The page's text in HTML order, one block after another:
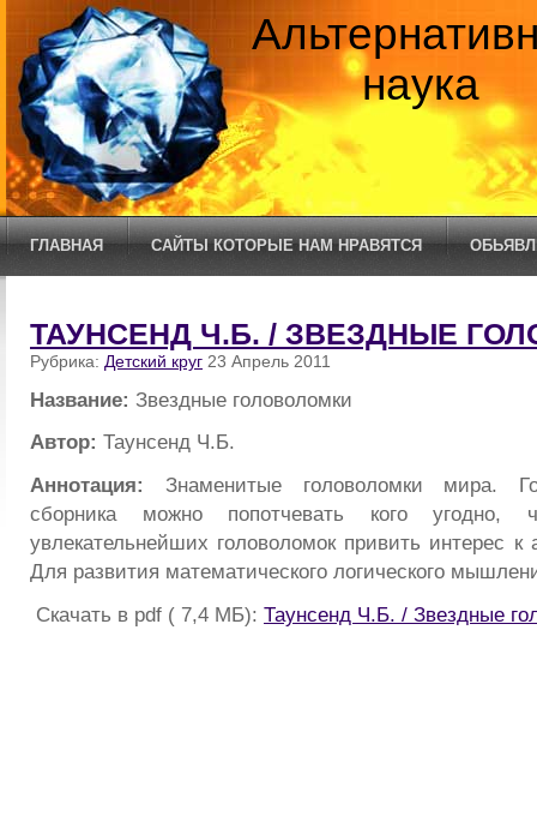
наука
ГЛАВНАЯ САЙТЫ КОТОРЫЕ НАМ НРАВЯТСЯ
ТАУНСЕНД Ч.Б. / ЗВЕЗДНЫЕ
Рубрика: Детский круг 23 Апрель 2011
Название: Звездные головоломки
Автор: Таунсенд Ч.Б.
Аннотация: Знаменитые головоломки мира.
сборника можно попотчевать кого
увлекательнейших головоломок привить интерес к
Для развития математического логического
Скачать в pdf ( 7,4 МБ): Таунсенд Ч.Б. / Звездные